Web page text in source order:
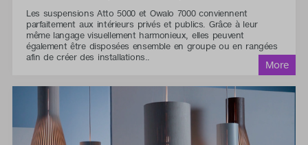
Les suspensions Atto 5000 et Owalo 7000 conviennent
parfaitement aux intérieurs privés et publics. Grâce à leur
même langage visuellement harmonieux, elles peuvent
également être disposées ensemble en groupe ou en rangées
afin de créer des installations..